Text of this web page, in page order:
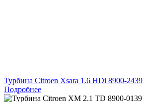
Турбина Citroen Xsara 1.6 HDi 8900-2439
Подробнее